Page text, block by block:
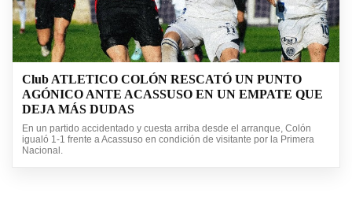
Club ATLETICO COLÓN RESCATÓ UN PUNTO
AGÓNICO ANTE ACASSUSO EN UN EMPATE QUE
DEJA MÁS DUDAS
En un partido accidentado y cuesta arriba desde el arranque, Colón
igualó 1-1 frente a Acassuso en condición de visitante por la Primera
Nacional.